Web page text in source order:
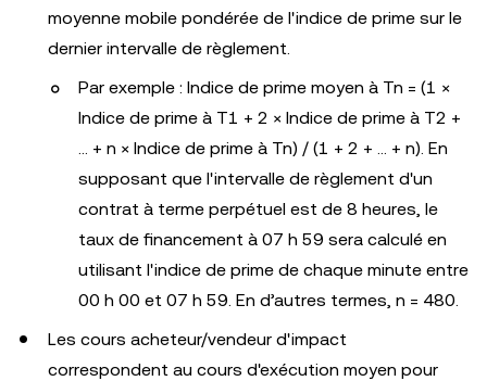
moyenne mobile pondérée de l'indice de prime sur le
dernier intervalle de règlement.
Par exemple : Indice de prime moyen à Tn = (1 ×
Indice de prime à T1 + 2 × Indice de prime à T2 +
... + n × Indice de prime à Tn) / (1 + 2 + ... + n). En
supposant que l'intervalle de règlement d'un
contrat à terme perpétuel est de 8 heures, le
taux de financement à 07 h 59 sera calculé en
utilisant l'indice de prime de chaque minute entre
00 h 00 et 07 h 59. En d’autres termes, n = 480.
Les cours acheteur/vendeur d'impact
correspondent au cours d'exécution moyen pour